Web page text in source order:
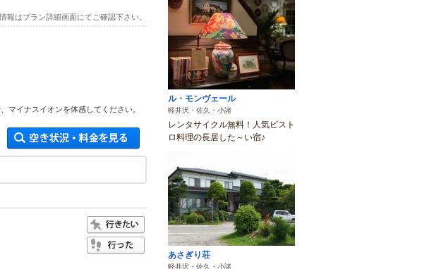
報はプラン詳細画面にてご確認下さい。
マイナスイオンを体感してください。
空き状況・料金を見る
ル・モンヴェール
軽井沢・佐久・小諸
レンタサイクル無料！人気ビスト
ロ料理の長居した～い宿♪
あさぎり荘
軽井沢・佐久・小諸